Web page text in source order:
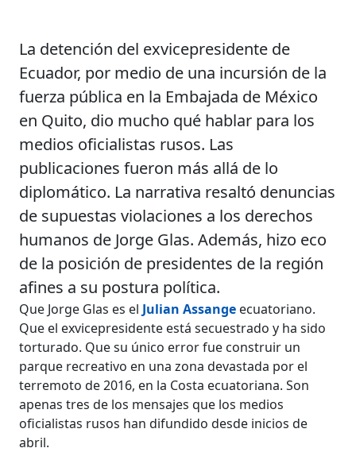
La detención del exvicepresidente de
Ecuador, por medio de una incursión de la
fuerza pública en la Embajada de México
en Quito, dio mucho qué hablar para los
medios oficialistas rusos. Las
publicaciones fueron más allá de lo
diplomático. La narrativa resaltó denuncias
de supuestas violaciones a los derechos
humanos de Jorge Glas. Además, hizo eco
de la posición de presidentes de la región
afines a su postura política.
Que Jorge Glas es el Julian Assange ecuatoriano.
Que el exvicepresidente está secuestrado y ha sido
torturado. Que su único error fue construir un
parque recreativo en una zona devastada por el
terremoto de 2016, en la Costa ecuatoriana. Son
apenas tres de los mensajes que los medios
oficialistas rusos han difundido desde inicios de
abril.